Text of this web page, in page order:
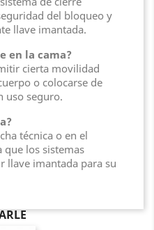
del bloqueo y
llave imantada.
en la cama?
cierta movilidad
o colocarse de
uso seguro.
técnica o en el
los sistemas
llave imantada para su